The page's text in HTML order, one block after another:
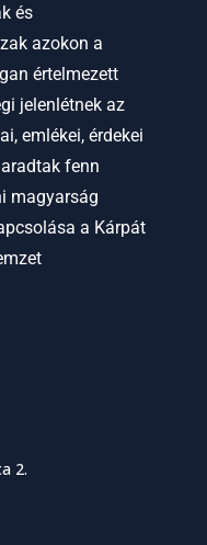
és
azokon a
értelmezett
jelenlétnek az
emlékei, érdekei
fenn
magyarság
a Kárpát
2.